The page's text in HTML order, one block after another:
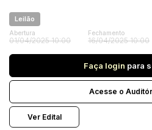
Terreno
Veículos
Carro
Faixa de valor
R$
Leilão
Abertura
01/04/2025 10:00
Fechamento
16/04/2025 10:00
Faça login para
Acesse o
Ver Edital